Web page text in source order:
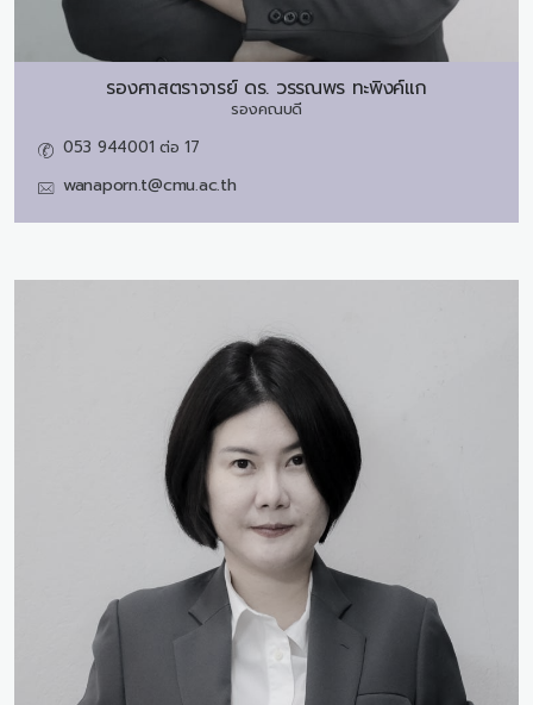
รองศาสตราจารย์ ดร. วรรณพร ทะพิงค์แก
รองคณบดี
053 944001 ต่อ 17
wanaporn.t@cmu.ac.th